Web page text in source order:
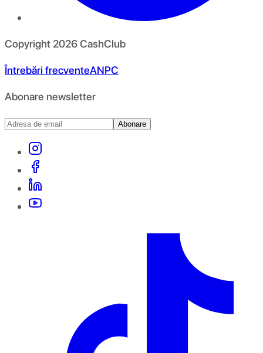
Copyright 2026CashClub
Întrebări frecventeANPC
Abonare newsletter
Abonare